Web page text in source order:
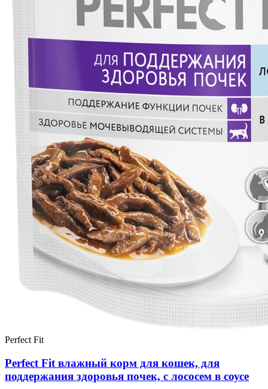
Perfect Fit
Perfect Fit влажный корм для кошек, для
поддержания здоровья почек, с лососем в соусе